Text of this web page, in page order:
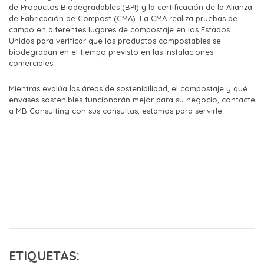
de Productos Biodegradables (BPI) y la certificación de la Alianza
de Fabricación de Compost (CMA). La CMA realiza pruebas de
campo en diferentes lugares de compostaje en los Estados
Unidos para verificar que los productos compostables se
biodegradan en el tiempo previsto en las instalaciones
comerciales.
Mientras evalúa las áreas de sostenibilidad, el compostaje y qué
envases sostenibles funcionarán mejor para su negocio, contacte
a MB Consulting con sus consultas, estamos para servirle.
ETIQUETAS: